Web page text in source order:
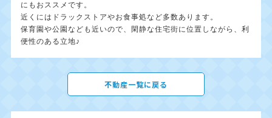
にもおススメです。
近くにはドラックストアやお食事処など多数あります。
保育園や公園なども近いので、閑静な住宅街に位置しながら、利
便性のある立地♪
不動産一覧に戻る